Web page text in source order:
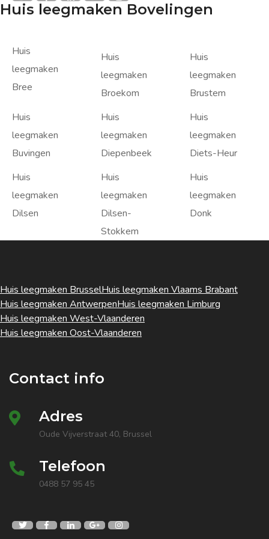
Huis leegmaken Bovelingen
Huis
leegmaken
Bree
Huis
leegmaken
Broekom
Huis
leegmaken
Brustem
Huis
leegmaken
Buvingen
Huis
leegmaken
Diepenbeek
Huis
leegmaken
Diets-Heur
Huis
leegmaken
Dilsen
Huis
leegmaken
Dilsen-
Stokkem
Huis
leegmaken
Donk
Huis leegmaken BrusselHuis leegmaken Vlaams Brabant
Huis leegmaken AntwerpenHuis leegmaken Limburg
Huis leegmaken West-Vlaanderen
Huis leegmaken Oost-Vlaanderen
Contact info
Adres
Oude Vijverstraat 40, Brussel
Telefoon
0488 57 95 45